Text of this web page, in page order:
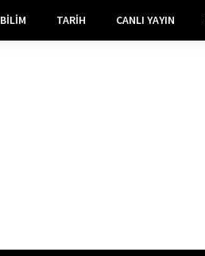
BILIM TARIH CANLI YAYIN